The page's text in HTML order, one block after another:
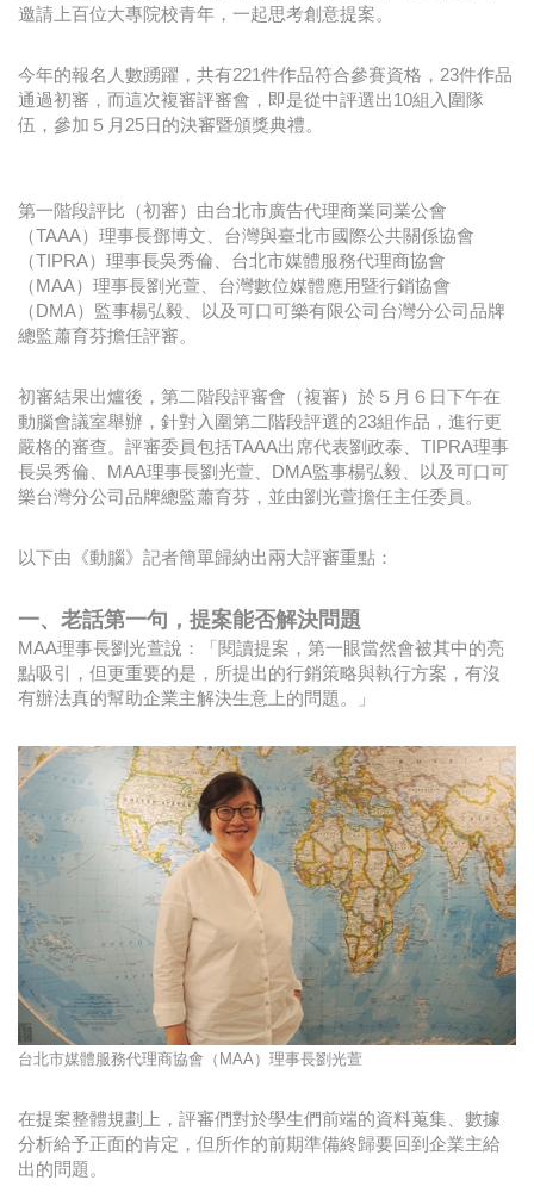
邀請上百位大專院校青年，一起思考創意提案。
今年的報名人數踴躍，共有221件作品符合參賽資格，23件作品
通過初審，而這次複審評審會，即是從中評選出10組入圍隊
伍，參加５月25日的決審暨頒獎典禮。
第一階段評比（初審）由台北市廣告代理商業同業公會
（TAAA）理事長鄧博文、台灣與臺北市國際公共關係協會
（TIPRA）理事長吳秀倫、台北市媒體服務代理商協會
（MAA）理事長劉光萱、台灣數位媒體應用暨行銷協會
（DMA）監事楊弘毅、以及可口可樂有限公司台灣分公司品牌
總監蕭育芬擔任評審。
初審結果出爐後，第二階段評審會（複審）於５月６日下午在
動腦會議室舉辦，針對入圍第二階段評選的23組作品，進行更
嚴格的審查。評審委員包括TAAA出席代表劉政泰、TIPRA理事
長吳秀倫、MAA理事長劉光萱、DMA監事楊弘毅、以及可口可
樂台灣分公司品牌總監蕭育芬，並由劉光萱擔任主任委員。
以下由《動腦》記者簡單歸納出兩大評審重點：
一、老話第一句，提案能否解決問題
MAA理事長劉光萱說：「閱讀提案，第一眼當然會被其中的亮
點吸引，但更重要的是，所提出的行銷策略與執行方案，有沒
有辦法真的幫助企業主解決生意上的問題。」
台北市媒體服務代理商協會（MAA）理事長劉光萱
在提案整體規劃上，評審們對於學生們前端的資料蒐集、數據
分析給予正面的肯定，但所作的前期準備終歸要回到企業主給
出的問題。